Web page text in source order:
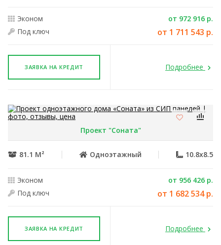
Эконом
от 972 916 р.
Под ключ
от 1 711 543 р.
ЗАЯВКА НА КРЕДИТ Подробнее
Проект "Соната"
81.1 М² Одноэтажный 10.8x8.5
Эконом
от 956 426 р.
Под ключ
от 1 682 534 р.
ЗАЯВКА НА КРЕДИТ Подробнее